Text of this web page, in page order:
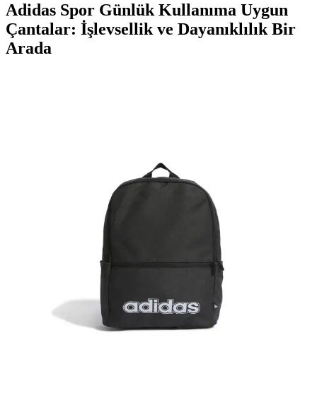
Adidas Spor Günlük Kullanıma Uygun
Çantalar: İşlevsellik ve Dayanıklılık Bir
Arada